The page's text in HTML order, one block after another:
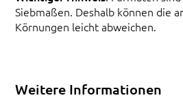
Siebmaßen. Deshalb können die
Körnungen leicht abweichen.
Weitere Informationen